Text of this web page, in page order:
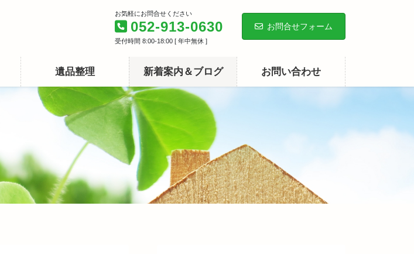
お気軽にお問合せください
052-913-0630
受付時間 8:00-18:00 [ 年中無休 ]
お問合せフォーム
遺品整理 新着案内＆ブログ お問い合わせ